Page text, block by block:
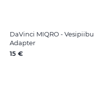
DaVinci MIQRO - Vesipiibu
Adapter
15 €